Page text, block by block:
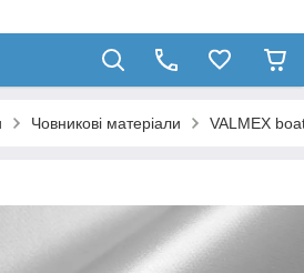
Човникові матеріали VALMEX